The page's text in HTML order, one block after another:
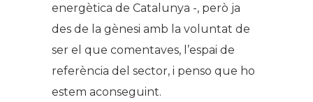
energètica de Catalunya -, però ja
des de la gènesi amb la voluntat de
ser el que comentaves, l’espai de
referència del sector, i penso que ho
estem aconseguint.